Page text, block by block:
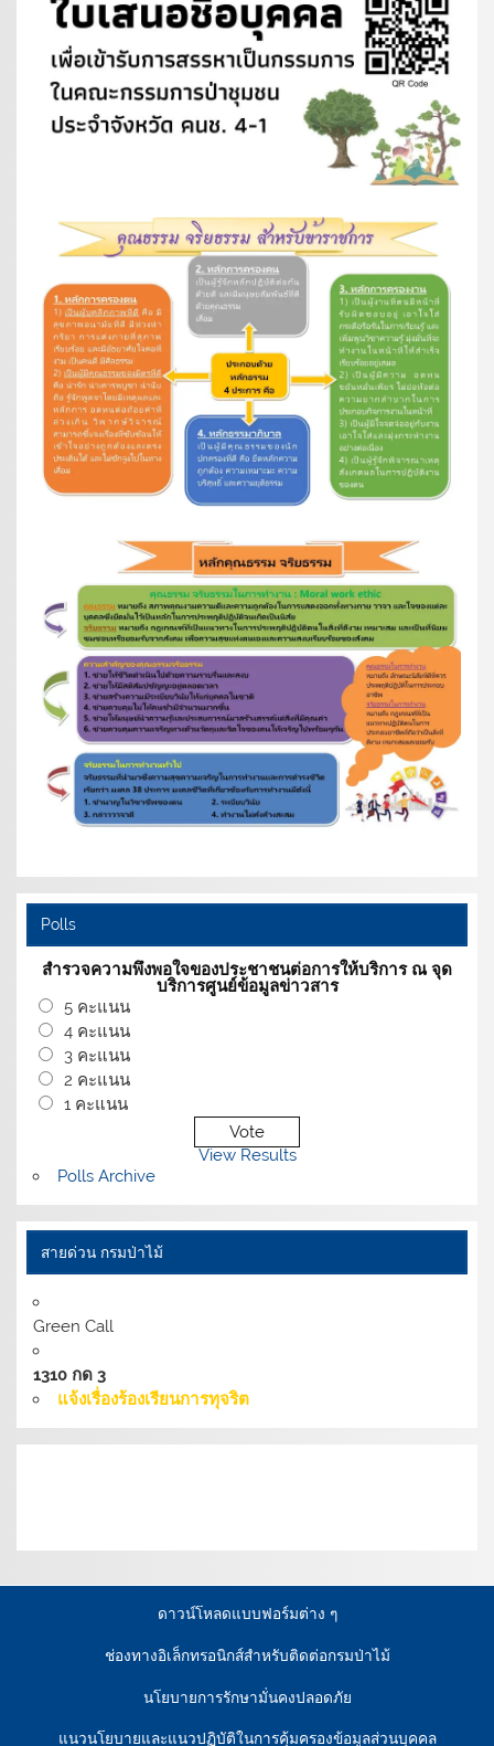
Polls
สำรวจความพึงพอใจของประชาชนต่อการให้บริการ ณ จุด
บริการศูนย์ข้อมูลข่าวสาร
5 คะแนน
4 คะแนน
3 คะแนน
2 คะแนน
1 คะแนน
View Results
Polls Archive
สายด่วน กรมป่าไม้
Green Call
1310 กด 3
แจ้งเรื่องร้องเรียนการทุจริต
ดาวน์โหลดแบบฟอร์มต่าง ๆ
ช่องทางอิเล็กทรอนิกส์สำหรับติดต่อกรมป่าไม้
นโยบายการรักษามั่นคงปลอดภัย
แนวนโยบายและแนวปฏิบัติในการคุ้มครองข้อมูลส่วนบุคคล